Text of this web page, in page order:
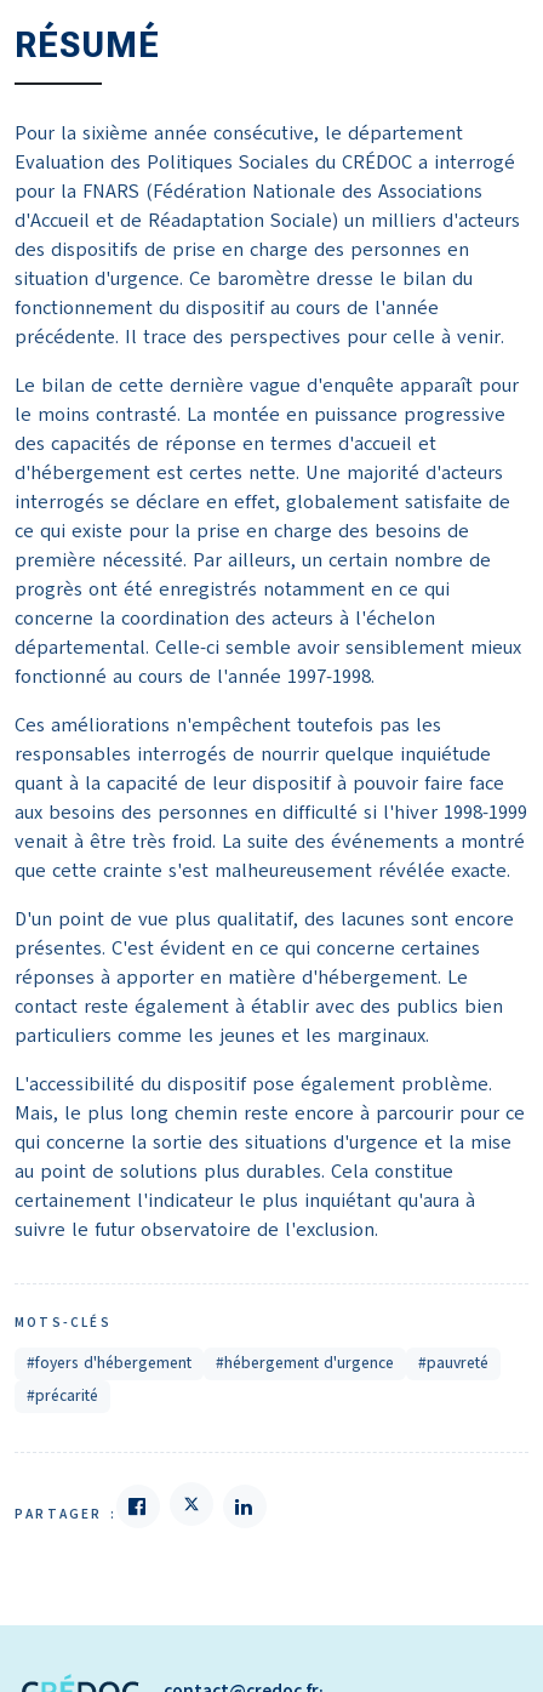
RÉSUMÉ
Pour la sixième année consécutive, le département
Evaluation des Politiques Sociales du CRÉDOC a interrogé
pour la FNARS (Fédération Nationale des Associations
d'Accueil et de Réadaptation Sociale) un milliers d'acteurs
des dispositifs de prise en charge des personnes en
situation d'urgence. Ce baromètre dresse le bilan du
fonctionnement du dispositif au cours de l'année
précédente. Il trace des perspectives pour celle à venir.
Le bilan de cette dernière vague d'enquête apparaît pour
le moins contrasté. La montée en puissance progressive
des capacités de réponse en termes d'accueil et
d'hébergement est certes nette. Une majorité d'acteurs
interrogés se déclare en effet, globalement satisfaite de
ce qui existe pour la prise en charge des besoins de
première nécessité. Par ailleurs, un certain nombre de
progrès ont été enregistrés notamment en ce qui
concerne la coordination des acteurs à l'échelon
départemental. Celle-ci semble avoir sensiblement mieux
fonctionné au cours de l'année 1997-1998.
Ces améliorations n'empêchent toutefois pas les
responsables interrogés de nourrir quelque inquiétude
quant à la capacité de leur dispositif à pouvoir faire face
aux besoins des personnes en difficulté si l'hiver 1998-1999
venait à être très froid. La suite des événements a montré
que cette crainte s'est malheureusement révélée exacte.
D'un point de vue plus qualitatif, des lacunes sont encore
présentes. C'est évident en ce qui concerne certaines
réponses à apporter en matière d'hébergement. Le
contact reste également à établir avec des publics bien
particuliers comme les jeunes et les marginaux.
L'accessibilité du dispositif pose également problème.
Mais, le plus long chemin reste encore à parcourir pour ce
qui concerne la sortie des situations d'urgence et la mise
au point de solutions plus durables. Cela constitue
certainement l'indicateur le plus inquiétant qu'aura à
suivre le futur observatoire de l'exclusion.
MOTS-CLÉS
#foyers d'hébergement #hébergement d'urgence
#pauvreté
#précarité
PARTAGER :